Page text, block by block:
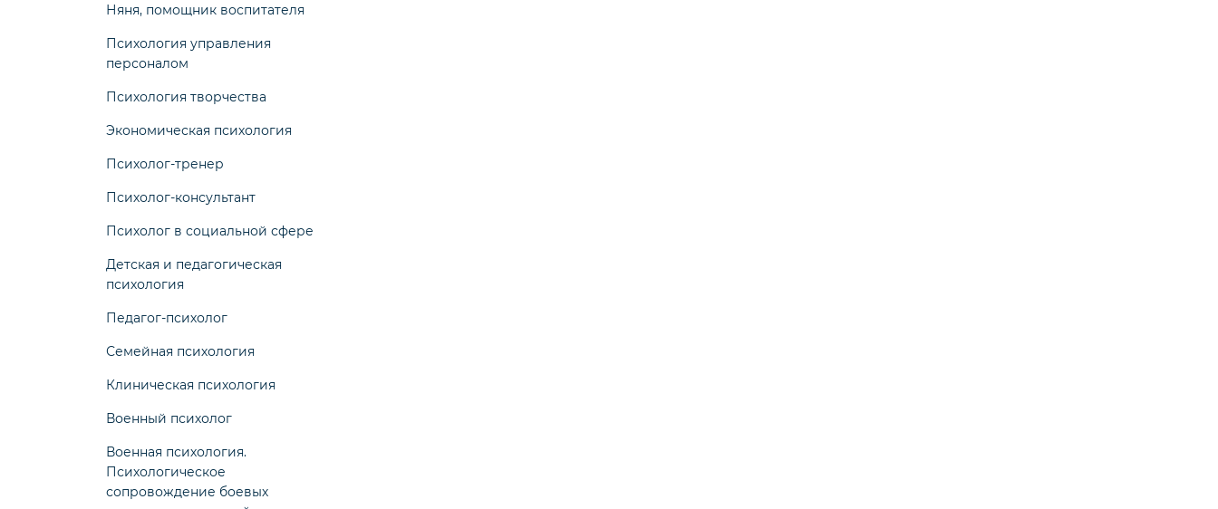
Няня, помощник воспитателя
Психология управления
персоналом
Психология творчества
Экономическая психология
Психолог-тренер
Психолог-консультант
Психолог в социальной сфере
Детская и педагогическая
психология
Педагог-психолог
Семейная психология
Клиническая психология
Военный психолог
Военная психология.
Психологическое
сопровождение боевых